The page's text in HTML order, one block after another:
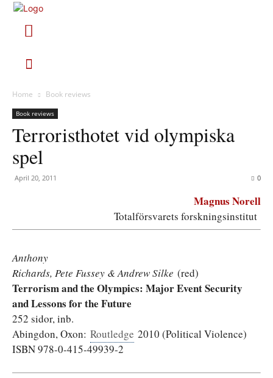
Home Book reviews
Book reviews
Terroristhotet vid olympiska
spel
April 20, 2011 0
Magnus Norell
Totalförsvarets forskningsinstitut
Anthony
Richards, Pete Fussey & Andrew Silke (red)
Terrorism and the Olympics: Major Event Security
and Lessons for the Future
252 sidor, inb.
Abingdon, Oxon: Routledge 2010 (Political Violence)
ISBN 978-0-415-49939-2